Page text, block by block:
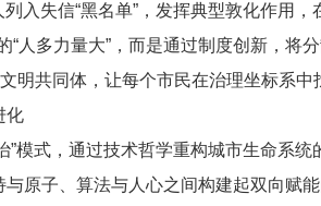
列入失信“黑名单”，发挥典型敦化作用，
“人多力量大”，而是通过制度创新，将
明共同体，让每个市民在治理坐标系
化
”模式，通过技术哲学重构城市生命系
原子、算法与人心之间构建起双向赋